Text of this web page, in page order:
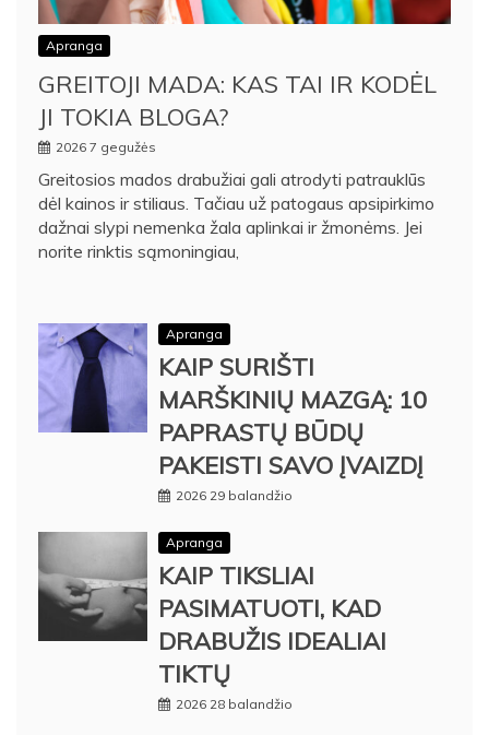
Apranga
GREITOJI MADA: KAS TAI IR KODĖL
JI TOKIA BLOGA?
2026 7 gegužės
Greitosios mados drabužiai gali atrodyti patrauklūs
dėl kainos ir stiliaus. Tačiau už patogaus apsipirkimo
dažnai slypi nemenka žala aplinkai ir žmonėms. Jei
norite rinktis sąmoningiau,
Apranga
KAIP SURIŠTI
MARŠKINIŲ MAZGĄ: 10
PAPRASTŲ BŪDŲ
PAKEISTI SAVO ĮVAIZDĮ
2026 29 balandžio
Apranga
KAIP TIKSLIAI
PASIMATUOTI, KAD
DRABUŽIS IDEALIAI
TIKTŲ
2026 28 balandžio